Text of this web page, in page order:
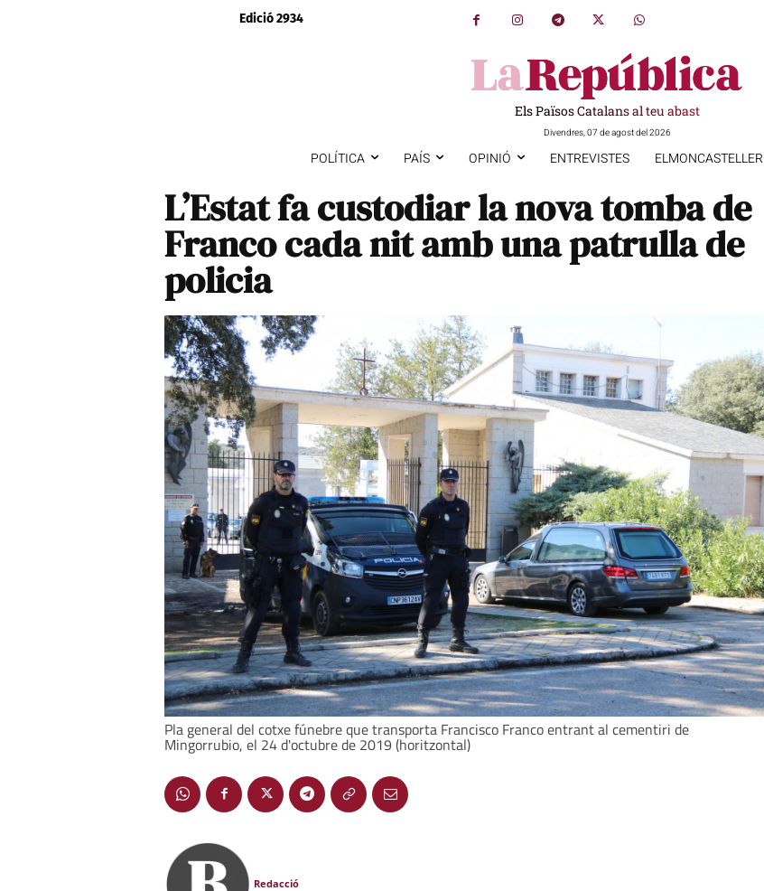
Edició 2934
Els Països Catalans al teu abast
Divendres, 07 de agost del 2026
POLÍTICA PAÍS OPINIÓ ENTREVISTES ELMONCASTELLER
L’Estat fa custodiar la nova tomba de
Franco cada nit amb una patrulla de
policia
Pla general del cotxe fúnebre que transporta Francisco Franco entrant al cementiri de
Mingorrubio, el 24 d'octubre de 2019 (horitzontal)
Redacció